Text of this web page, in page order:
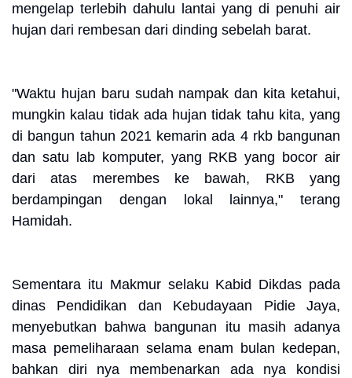
mengelap terlebih dahulu lantai yang di penuhi air
hujan dari rembesan dari dinding sebelah barat.
"Waktu hujan baru sudah nampak dan kita ketahui,
mungkin kalau tidak ada hujan tidak tahu kita, yang
di bangun tahun 2021 kemarin ada 4 rkb bangunan
dan satu lab komputer, yang RKB yang bocor air
dari atas merembes ke bawah, RKB yang
berdampingan dengan lokal lainnya," terang
Hamidah.
Sementara itu Makmur selaku Kabid Dikdas pada
dinas Pendidikan dan Kebudayaan Pidie Jaya,
menyebutkan bahwa bangunan itu masih adanya
masa pemeliharaan selama enam bulan kedepan,
bahkan diri nya membenarkan ada nya kondisi